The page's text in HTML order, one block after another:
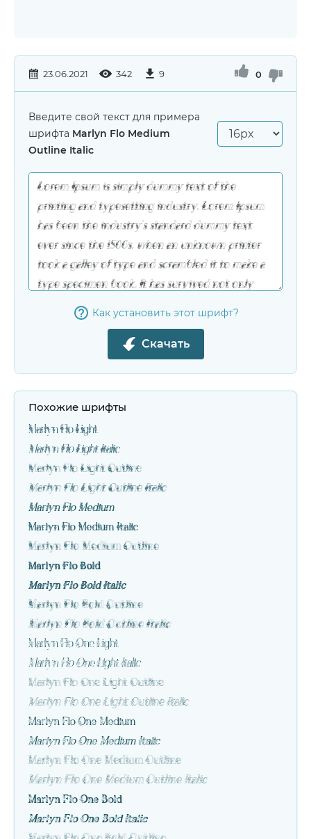
23.06.2021 342 9 0
Введите свой текст для примера
шрифта Marlyn Flo Medium
Outline Italic
Как установить этот шрифт?
Скачать
Похожие шрифты
Marlyn Flo Light
Marlyn Flo Light Italic
Marlyn Flo Light Outline
Marlyn Flo Light Outline Italic
Marlyn Flo Medium
Marlyn Flo Medium Italic
Marlyn Flo Medium Outline
Marlyn Flo Bold
Marlyn Flo Bold Italic
Marlyn Flo Bold Outline
Marlyn Flo Bold Outline Italic
Marlyn Flo One Light
Marlyn Flo One Light Italic
Marlyn Flo One Light Outline
Marlyn Flo One Light Outline Italic
Marlyn Flo One Medium
Marlyn Flo One Medium Italic
Marlyn Flo One Medium Outline
Marlyn Flo One Medium Outline Italic
Marlyn Flo One Bold
Marlyn Flo One Bold Italic